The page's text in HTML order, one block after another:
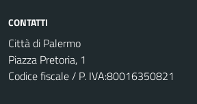
CONTATTI
Città di Palermo
Piazza Pretoria, 1
Codice fiscale / P. IVA:80016350821